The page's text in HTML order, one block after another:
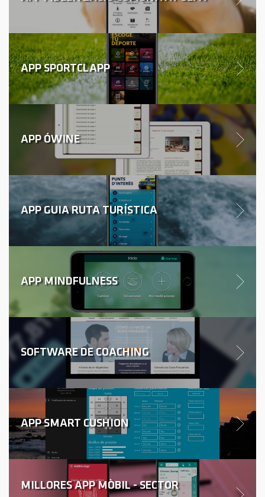
APP SPORTCLAPP
APP ÓWINE
APP GUIA RUTA TURÍSTICA
APP MINDFULNESS
SOFTWARE DE COACHING
APP SMART CUSHION
MILLORES APP MÒBIL - SECTOR